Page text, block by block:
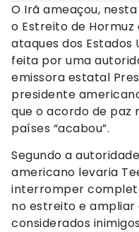
O Irã ameaçou,
o Estreito de
ataques dos Estados
feita por uma
emissora estatal
presidente
que o acordo de paz
países “acabou”.
Segundo a
americano levaria
interromper
no estreito e
considerados